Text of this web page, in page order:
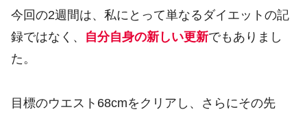
今回の2週間は、私にとって単なるダイエットの記
録ではなく、 自分自身の新しい更新でもありまし
た。
目標のウエスト68cmをクリアし、さらにその先